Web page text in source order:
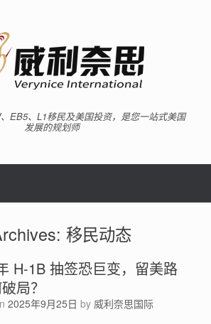
EB5、L1移民及美国投资，是您一站式美国
发展的规划师
移民动态
H-1B 抽签恐巨变，留美路
局？
2025年9月25日 by 威利奈思国际